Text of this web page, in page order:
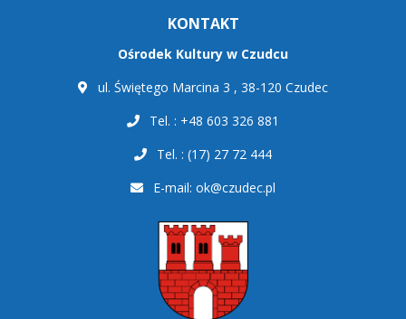
KONTAKT
Ośrodek Kultury w Czudcu
ul. Świętego Marcina 3 , 38-120 Czudec
Tel. : +48 603 326 881
Tel. : (17) 27 72 444
E-mail: ok@czudec.pl